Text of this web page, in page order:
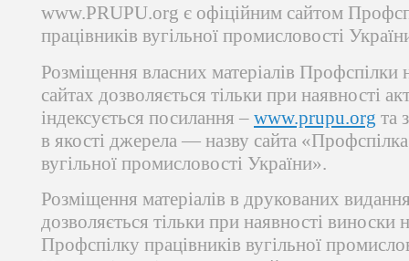
www.PRUPU.org є офіційним сайтом
працівників вугільної промисловості
Розміщення власних матеріалів Профспілки
сайтах дозволяється тільки при наявності
індексується посилання – www.prupu.org та
в якості джерела — назву сайта «Профспілка
вугільної промисловості України».
Розміщення матеріалів в друкованих
дозволяється тільки при наявності виноски
Профспілку працівників вугільної